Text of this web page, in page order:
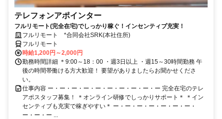
テレフォンアポインター
フルリモート(完全在宅)でしっかり稼ぐ！インセンティブ充実！
フルリモート *合同会社SRK(本社住所)
フルリモート
時給1,200円～2,000円
勤務時間詳細 ＊9:00～18：00 ・週3日以上 ・週15～30時間勤務 午
後の時間帯働ける方大歓迎！ 要望がありましたらお聞かせくださ
い。
仕事内容 ー・ー・ー・ー・ー・ー・ー・ー・ー・ー 完全在宅のテレ
アポスタッフ募集！ ＊オンライン研修でしっかりサポート＊ ＊イン
センティブも充実で稼ぎやすい＊ ー・ー・ー・ー・ー・ー・ー・
ー・ー・ー ...